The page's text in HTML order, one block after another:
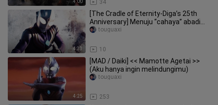
4:00 34
4:33
[The Cradle of Eternity-Diga’s 25th
Anniversary] Menuju “cahaya” abadi
kita
10
touguaxi
4:25
[MAD / Daiki] << Mamotte Agetai >>
(Aku hanya ingin melindungimu)
253
touguaxi